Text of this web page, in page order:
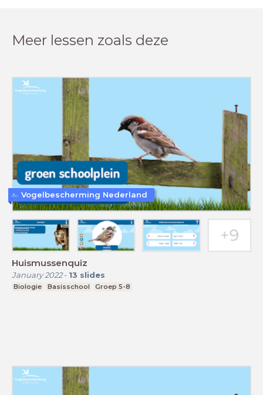
Meer lessen zoals deze
Huismussenquiz
January 2022- 13 slides
Biologie Basisschool Groep 5-8
Vogelbescherming Nederland